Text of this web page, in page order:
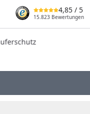
4,85 / 5
15.823 Bewertungen